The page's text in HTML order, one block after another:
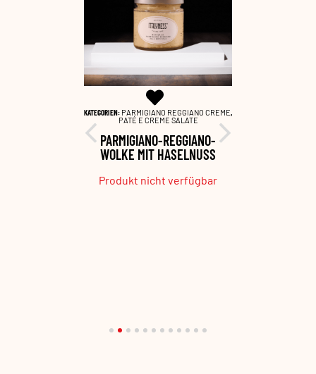
KATEGORIEN: PARMIGIANO REGGIANO CREME,
PATÉ E CREME SALATE
PARMIGIANO-REGGIANO-
WOLKE MIT HASELNUSS
Produkt nicht verfügbar